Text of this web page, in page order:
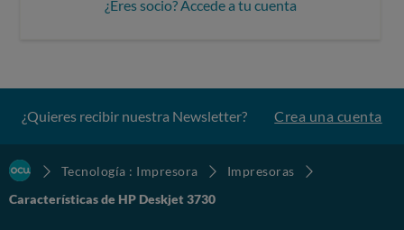
¿Eres socio? Accede a tu cuenta
¿Quieres recibir nuestra Newsletter? Crea una cuenta
Tecnología : Impresora
Impresoras
Características de HP Deskjet 3730